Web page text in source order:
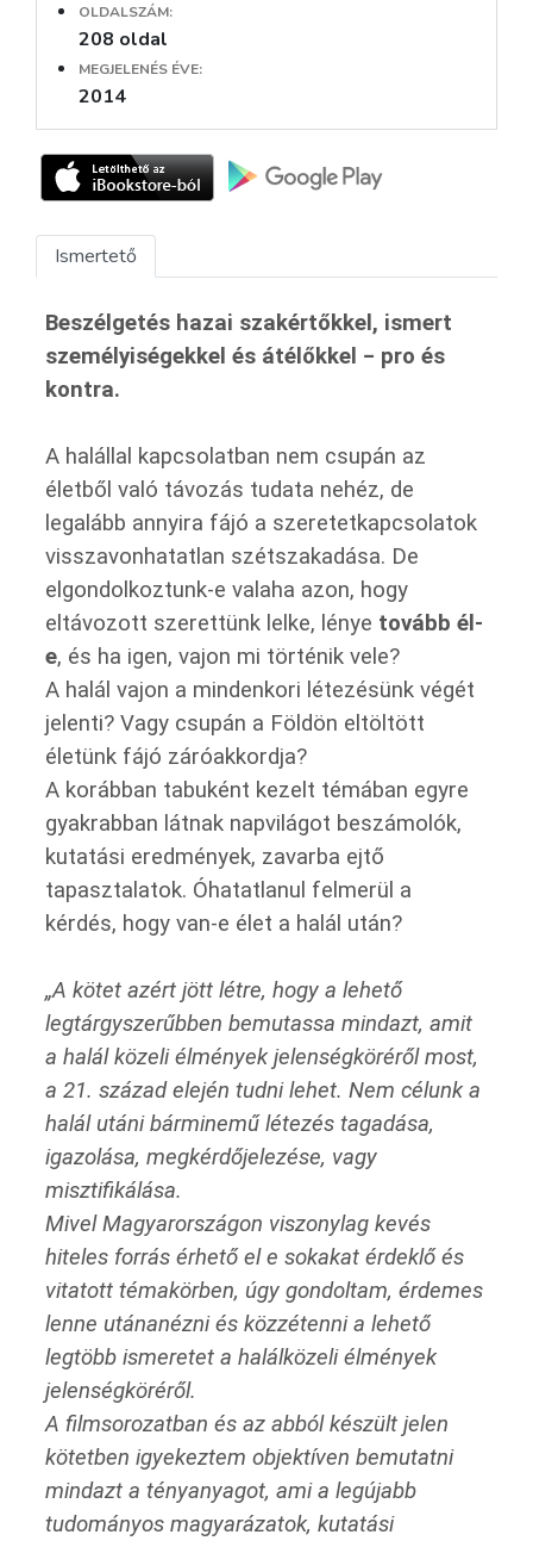
OLDALSZÁM:
208 oldal
MEGJELENÉS ÉVE:
2014
Ismertető
Beszélgetés hazai szakértőkkel, ismert
személyiségekkel és átélőkkel − pro és
kontra.
A halállal kapcsolatban nem csupán az
életből való távozás tudata nehéz, de
legalább annyira fájó a szeretetkapcsolatok
visszavonhatatlan szétszakadása. De
elgondolkoztunk-e valaha azon, hogy
eltávozott szerettünk lelke, lénye tovább él-
e, és ha igen, vajon mi történik vele?
A halál vajon a mindenkori létezésünk végét
jelenti? Vagy csupán a Földön eltöltött
életünk fájó záróakkordja?
A korábban tabuként kezelt témában egyre
gyakrabban látnak napvilágot beszámolók,
kutatási eredmények, zavarba ejtő
tapasztalatok. Óhatatlanul felmerül a
kérdés, hogy van-e élet a halál után?
„A kötet azért jött létre, hogy a lehető
legtárgyszerűbben bemutassa mindazt, amit
a halál közeli élmények jelenségköréről most,
a 21. század elején tudni lehet. Nem célunk a
halál utáni bárminemű létezés tagadása,
igazolása, megkérdőjelezése, vagy
misztifikálása.
Mivel Magyarországon viszonylag kevés
hiteles forrás érhető el e sokakat érdeklő és
vitatott témakörben, úgy gondoltam, érdemes
lenne utánanézni és közzétenni a lehető
legtöbb ismeretet a halálközeli élmények
jelenségköréről.
A filmsorozatban és az abból készült jelen
kötetben igyekeztem objektíven bemutatni
mindazt a tényanyagot, ami a legújabb
tudományos magyarázatok, kutatási